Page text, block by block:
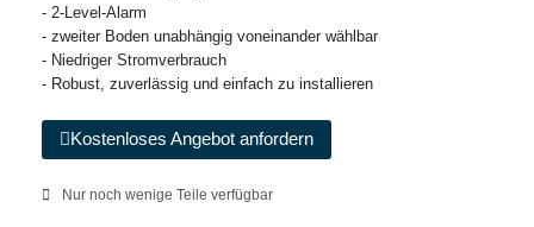
- 2-Level-Alarm
- zweiter Boden unabhängig voneinander wählbar
- Niedriger Stromverbrauch
- Robust, zuverlässig und einfach zu installieren
Kostenloses Angebot anfordern
Nur noch wenige Teile verfügbar